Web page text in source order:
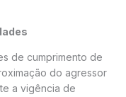
de cumprimento de
do agressor
a vigência de